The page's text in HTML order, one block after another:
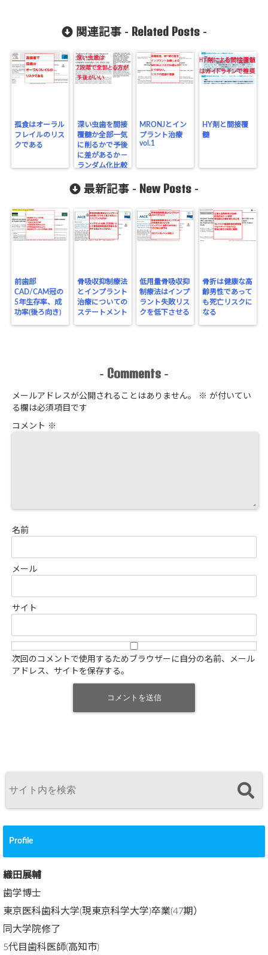
関連記事 - Related Posts-
孤食はオーラル
フレイルのリス
クである
深い虫歯を間接
覆髄か全部一気
に削るかで予後
に差があるか－
ランダム化比較
MRONJとイン
プラント治療
vol.1
HY剤と間接覆
髄
最新記事 - New Posts -
前歯部
CAD/CAM冠の
5年生存率、成
功率(後ろ向き)
骨吸収抑制療法
とインプラント
治療についての
ステートメント
低用量骨吸収抑
制療法はインプ
ラント失敗リス
クを低下させる
骨折は健康な高
齢男性であって
も死亡リスクに
なる
- Comments -
メールアドレスが公開されることはありません。 ※ が付いてい
る欄は必須項目です
コメント ※
名前
メール
サイト
次回のコメントで使用するためブラウザーに自分の名前、メール
アドレス、サイトを保存する。
Profile
織田展輔
歯学博士
東京医科歯科大学(現東京科学大学)卒業(47期）
同大学院修了
5代目歯科医師(高知市)